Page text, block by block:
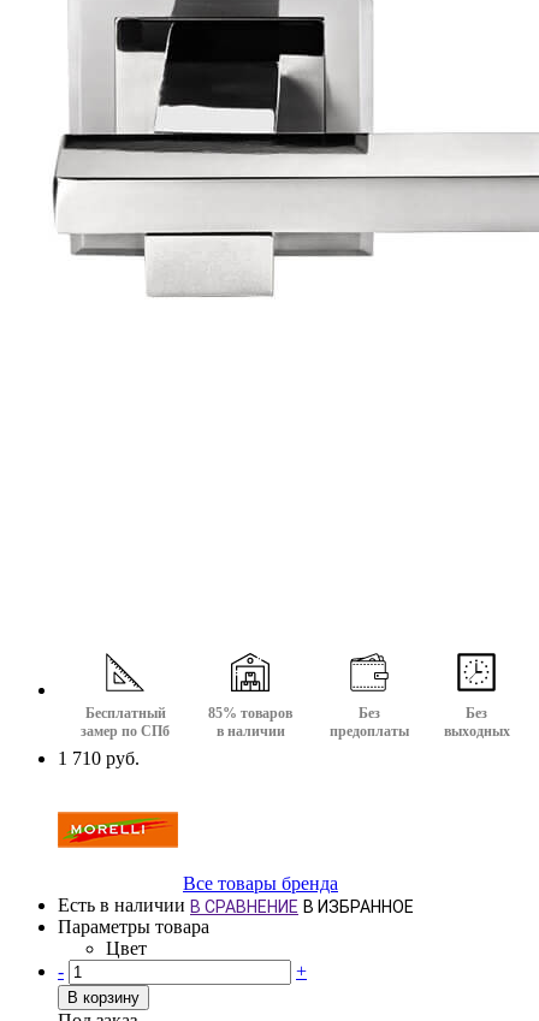
Бесплатный
замер по СПб
85% товаров
в наличии
Без
предоплаты
Без
выходных
1 710 руб.
Все товары бренда
Есть в наличии В СРАВНЕНИЕ В ИЗБРАННОЕ
Параметры товара
Цвет
-
+
В корзину